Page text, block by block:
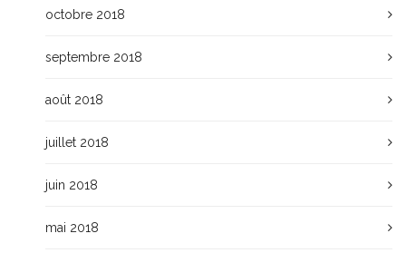
octobre 2018
septembre 2018
août 2018
juillet 2018
juin 2018
mai 2018